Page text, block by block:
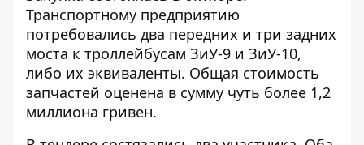
Транспортному предприятию
потребовались два передних и три задних
моста к троллейбусам ЗиУ-9 и ЗиУ-10,
либо их эквиваленты. Общая стоимость
запчастей оценена в сумму чуть более 1,2
миллиона гривен.